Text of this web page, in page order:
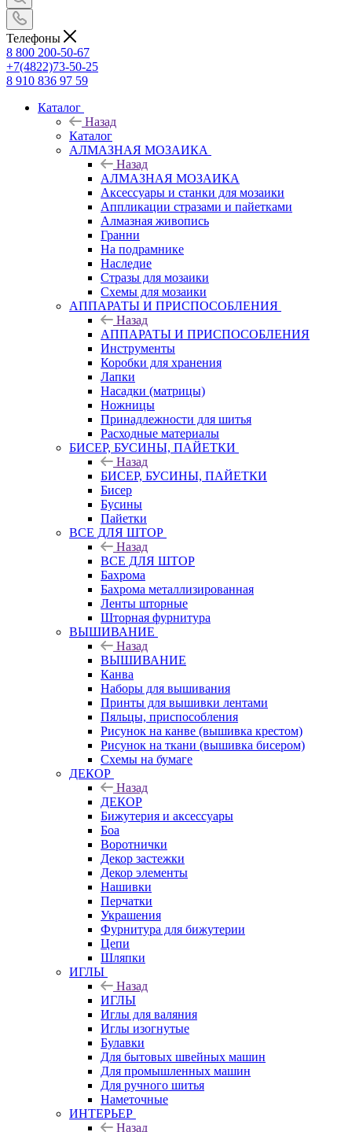
Телефоны
8 800 200-50-67
+7(4822)73-50-25
8 910 836 97 59
Каталог
Назад
Каталог
АЛМАЗНАЯ МОЗАИКА
Назад
АЛМАЗНАЯ МОЗАИКА
Аксессуары и станки для мозаики
Аппликации стразами и пайетками
Алмазная живопись
Гранни
На подрамнике
Наследие
Стразы для мозаики
Схемы для мозаики
АППАРАТЫ И ПРИСПОСОБЛЕНИЯ
Назад
АППАРАТЫ И ПРИСПОСОБЛЕНИЯ
Инструменты
Коробки для хранения
Лапки
Насадки (матрицы)
Ножницы
Принадлежности для шитья
Расходные материалы
БИСЕР, БУСИНЫ, ПАЙЕТКИ
Назад
БИСЕР, БУСИНЫ, ПАЙЕТКИ
Бисер
Бусины
Пайетки
ВСЕ ДЛЯ ШТОР
Назад
ВСЕ ДЛЯ ШТОР
Бахрома
Бахрома металлизированная
Ленты шторные
Шторная фурнитура
ВЫШИВАНИЕ
Назад
ВЫШИВАНИЕ
Канва
Наборы для вышивания
Принты для вышивки лентами
Пяльцы, приспособления
Рисунок на канве (вышивка крестом)
Рисунок на ткани (вышивка бисером)
Схемы на бумаге
ДЕКОР
Назад
ДЕКОР
Бижутерия и аксессуары
Боа
Воротнички
Декор застежки
Декор элементы
Нашивки
Перчатки
Украшения
Фурнитура для бижутерии
Цепи
Шляпки
ИГЛЫ
Назад
ИГЛЫ
Иглы для валяния
Иглы изогнутые
Булавки
Для бытовых швейных машин
Для промышленных машин
Для ручного шитья
Наметочные
ИНТЕРЬЕР
Назад